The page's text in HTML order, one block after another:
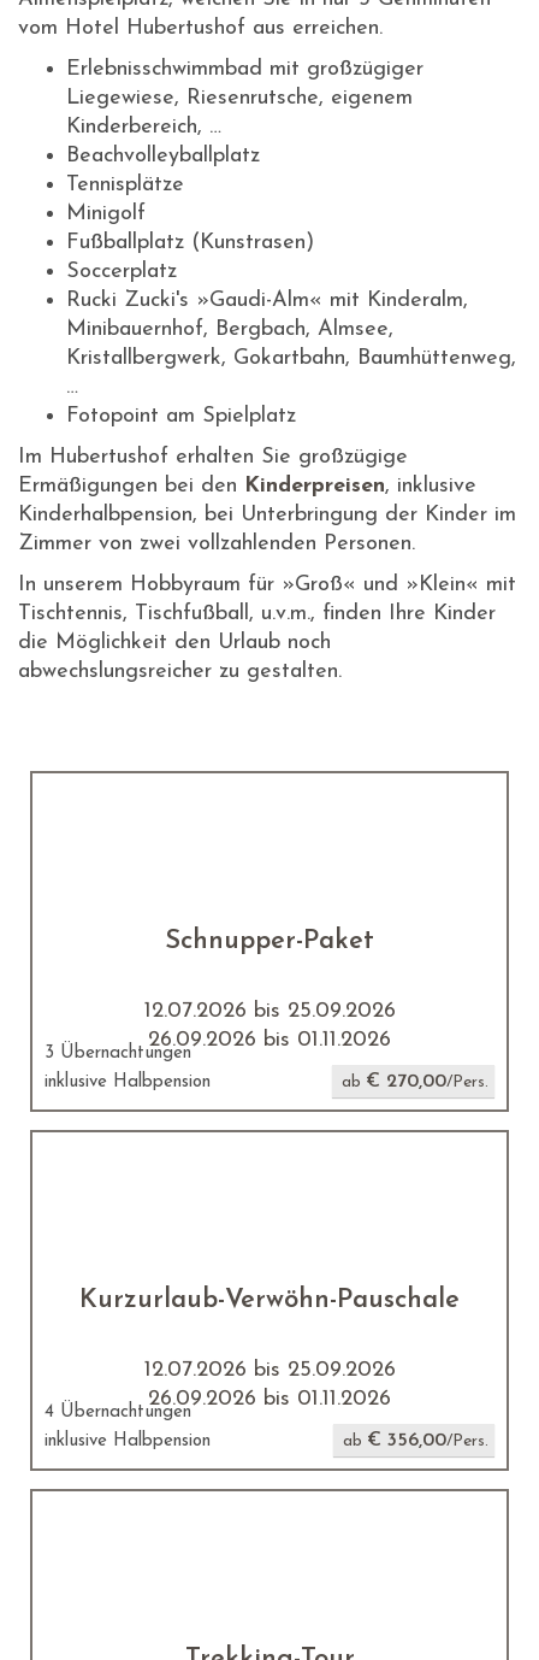
vom Hotel Hubertushof aus erreichen.
Erlebnisschwimmbad mit großzügiger
Liegewiese, Riesenrutsche, eigenem
Kinderbereich, …
Beachvolleyballplatz
Tennisplätze
Minigolf
Fußballplatz (Kunstrasen)
Soccerplatz
Rucki Zucki's »Gaudi-Alm« mit Kinderalm,
Minibauernhof, Bergbach, Almsee,
Kristallbergwerk, Gokartbahn, Baumhüttenweg,
…
Fotopoint am Spielplatz
Im Hubertushof erhalten Sie großzügige
Ermäßigungen bei den Kinderpreisen, inklusive
Kinderhalbpension, bei Unterbringung der Kinder im
Zimmer von zwei vollzahlenden Personen.
In unserem Hobbyraum für »Groß« und »Klein« mit
Tischtennis, Tischfußball, u.v.m., finden Ihre Kinder
die Möglichkeit den Urlaub noch
abwechslungsreicher zu gestalten.
Schnupper-Paket
12.07.2026 bis 25.09.2026
26.09.2026 bis 01.11.2026
3 Übernachtungen
inklusive Halbpension
ab € 270,00/Pers.
Kurzurlaub-Verwöhn-Pauschale
12.07.2026 bis 25.09.2026
26.09.2026 bis 01.11.2026
4 Übernachtungen
inklusive Halbpension
ab € 356,00/Pers.